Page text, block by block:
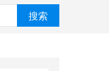
搜索